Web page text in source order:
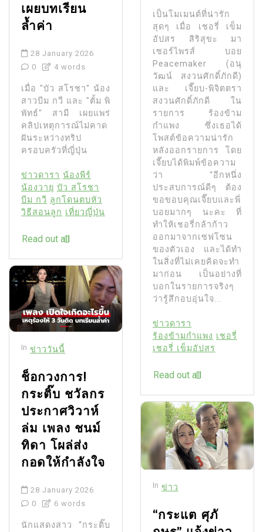
เผยบทเรียน
ล้ำค่า
28 January 2026
0
4 words
เมื่อ "บัว สโรชา" น้อง
สาวบีม กวี และ "ตั้ม พิ
พัทธ์" สามี เผยแพร่
คลิปเหตุการณ์ไม่คาด
ฝันระหว่างทริป
ครอบครัวที่ญี่ปุ่น
ข่าวดารา น้องพีร์
น้องวายุ บัว สโรชา
บีม กวี ลูกโดนตบหัว
วิธีสอนลูก เที่ยวญี่ปุ่น
Read out all
In ข่าววันนี้
ช็อกวงการ!
กระติ๊บ ชวัลกร
ประกาศวิวาห์
ล่ม เพลง ชนม์
ทิดา โผล่ส่ง
กอดให้กำลังใจ
28 January 2026
0
6 words
นักแสดงสาว “กระติ๊บ
เป็นโมเมนต์ที่น่ารัก
สุดๆ เมื่อ เชอรี่ เข็ม
อัปสร สิริสุขะ มา
เซอร์ไพรส์ บอย
Peacemaker (อนุ
วัฒน์ สงวนศักดิ์ภักดี)
และ เจี๊ยบ-พิจิตตรา
สงวนศักดิ์ภักดี ใน
รายการ ร้องข้าม
กำแพง ซึ่งเธอได้
โพสต์ข้อความน่ารัก
หลังออกรายการ โดย
เจี๊ยบได้พิมพ์ข้อความ
ว่า “อีกหนึ่ง
ประสบการณ์ดีๆ ต้อง
ขอขอบคุณเจี๊ยบและพี่
บอยมากๆ นะคะ ที่
ทำให้เชอรี่กล้าก้าว
ออกมาจากเซฟโซน
ของตัวเอง และได้ทำ
ในสิ่งที่ไม่เคยคิดจะทำ
มาก่อน เป็นอย่างที่
บอกในรายการจริงๆ
ว่ารู้สึกอบอุ่นใจ...
ข่าวดารา
ร้องข้ามกำแพง เชอรี่
เชอรี่ เข็มอัปสร
Read out all
In ข่าว
“กระแต ศุภั